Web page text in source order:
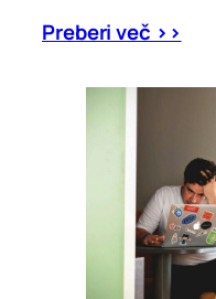
Preberi več >>